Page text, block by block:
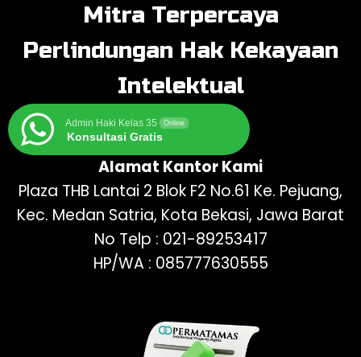
Mitra Terpercaya
Perlindungan Hak Kekayaan
Intelektual
Admin Haki Kelas 35 Online
Konsultasi Gratis
Alamat Kantor Kami
Plaza THB Lantai 2 Blok F2 No.61 Ke. Pejuang,
Kec. Medan Satria, Kota Bekasi, Jawa Barat
No Telp : 021-89253417
HP/WA : 085777630555